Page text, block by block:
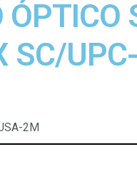
ÓPTICO
SC/
2M